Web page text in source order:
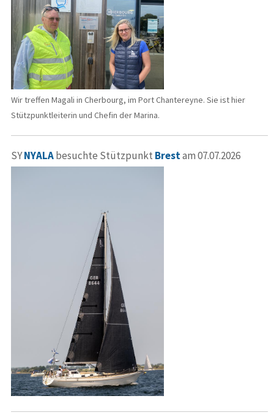
Wir treffen Magali in Cherbourg, im Port Chantereyne. Sie ist hier
Stützpunktleiterin und Chefin der Marina.
SYNYALAbesuchte Stützpunkt Brestam 07.07.2026